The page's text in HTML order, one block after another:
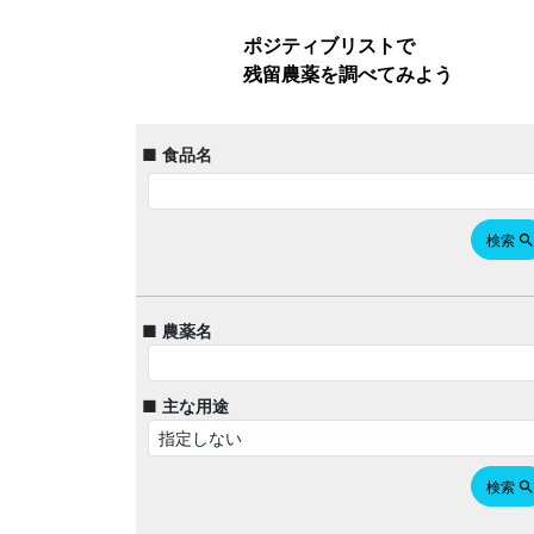
ポジティブリストで
残留農薬を調べてみよう
■ 食品名
検索 search
■ 農薬名
■ 主な用途
検索 search